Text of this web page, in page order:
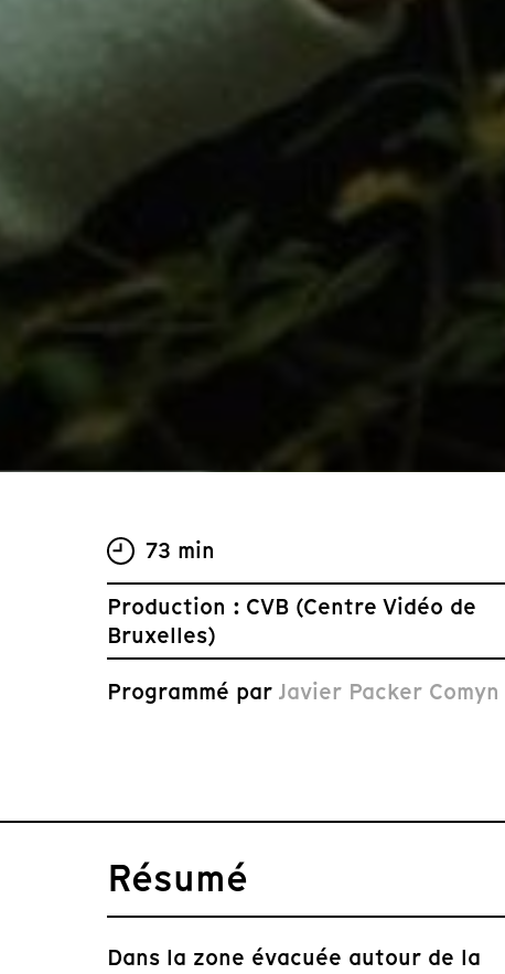
73 min
Production : CVB (Centre Vidéo de
Bruxelles)
Programmé par Javier Packer Comyn
Résumé
Dans la zone évacuée autour de la